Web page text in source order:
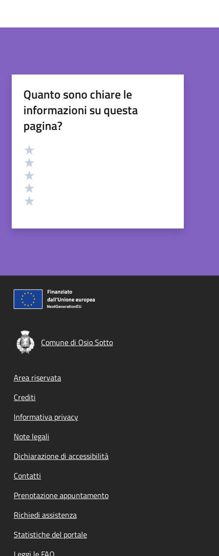
Quanto sono chiare le
informazioni su questa
pagina?
Valutazione
Comune di Osio Sotto
Footer menu
Area riservata
Crediti
Informativa privacy
Note legali
Dichiarazione di accessibilità
Contatti
Prenotazione appuntamento
Richiedi assistenza
Statistiche del portale